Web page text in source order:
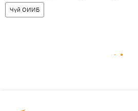
Чүй ОИИБ